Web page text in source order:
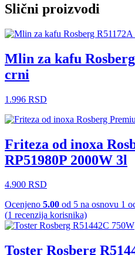
Slični proizvodi
Mlin za kafu
crni
1.996 RSD
Friteza od inoxa
RP51980P 2000W 3l
4.900 RSD
Ocenjeno 5.00 od 5 na osnovu 1
(1 recenzija korisnika)
Toster Rosberg